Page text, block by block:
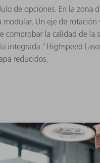
de opciones. En la zona
Un eje de rotación
la calidad de la
integrada "Highspeed
reducidos.